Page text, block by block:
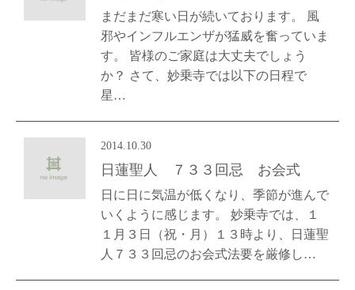
まだまだ寒い日が続いております。 風
邪やインフルエンザが猛威を奮っていま
す。 皆様のご家庭は大丈夫でしょう
か？ さて、妙乗寺では以下の日程で
星…
2014.10.30
日蓮聖人 ７３３回忌 お会式
日に日に気温が低くなり、季節が進んで
いくように感じます。 妙乗寺では、１
１月３日（祝・月）１３時より、日蓮聖
人７３３回忌のお会式法要を厳修し…